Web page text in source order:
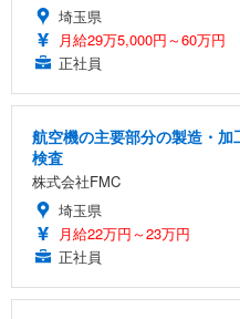
埼玉県
月給29万5,000円～60万円
正社員
航空機の主要部分の製造・
検査
株式会社FMC
埼玉県
月給22万円～23万円
正社員